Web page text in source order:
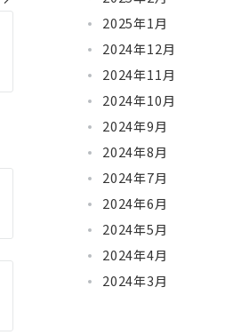
2025年1月
2024年12月
2024年11月
2024年10月
2024年9月
2024年8月
2024年7月
2024年6月
2024年5月
2024年4月
2024年3月